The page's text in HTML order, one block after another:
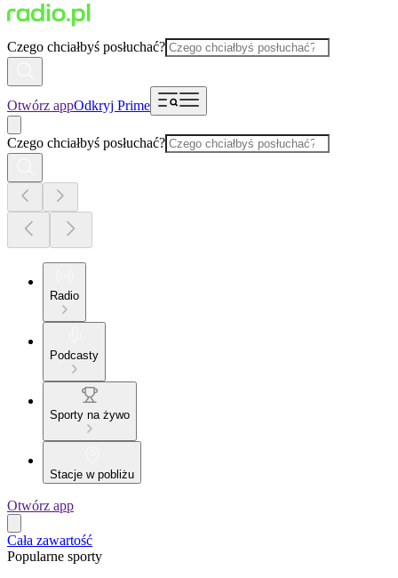
Czego chciałbyś posłuchać?
Otwórz appOdkryj Prime
Czego chciałbyś posłuchać?
Radio
Podcasty
Sporty na żywo
Stacje w pobliżu
Otwórz app
Cała zawartość
Popularne sporty